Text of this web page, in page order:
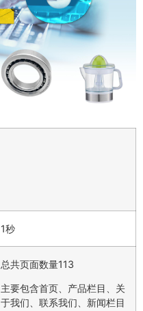
1秒
总共页面数量113
主要包含首页、产品栏目、关
于我们、联系我们、新闻栏目